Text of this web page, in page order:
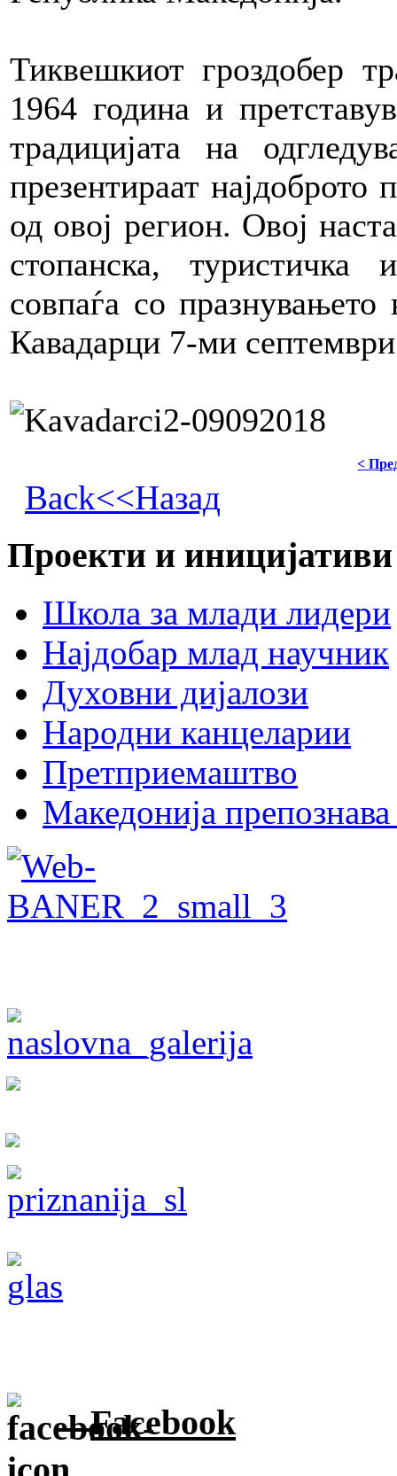
Тиквешкиот гроздобер
1964 година и
традицијата на
презентираат најдоброто
од овој регион. Овој
стопанска, туристичка
совпаѓа со
Кавадарци 7-ми
<
Back<<Назад
Проекти и иницијативи
Школа за млади лидери
Најдобар млад научник
Духовни дијалози
Народни канцеларии
Претприемаштво
Македонија
Facebook